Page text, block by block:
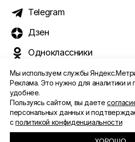
Telegram
Дзен
Одноклассники
©️ 2015 - 2026 Интернет-журнал
защищены
ПОЛИТИКА ОБРАБОТКИ
СОГЛАСИЕ ПОЛЬЗОВАТЕЛЯ
Мы используем службы
Реклама. Это нужно для аналитики и
удобнее.
Пользуясь сайтом, вы даете
персональных данных и
сполитикой конфиденциальности